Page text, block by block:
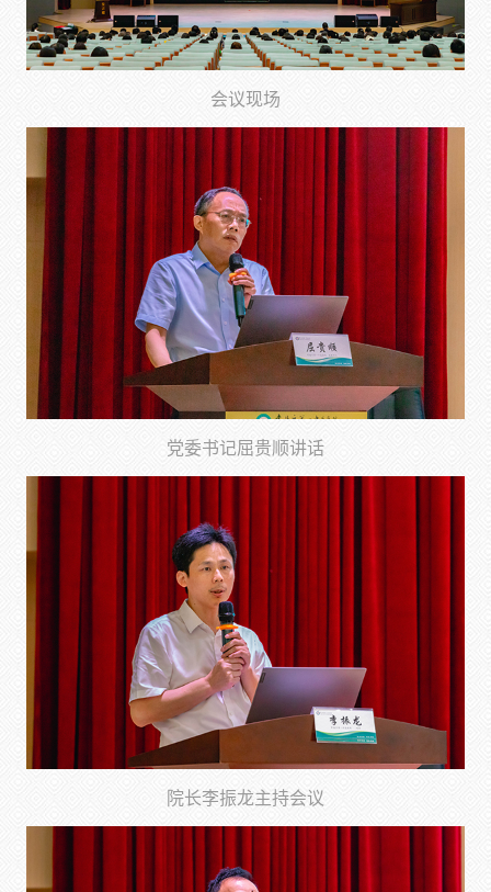
会议现场
党委书记屈贵顺讲话
院长李振龙主持会议